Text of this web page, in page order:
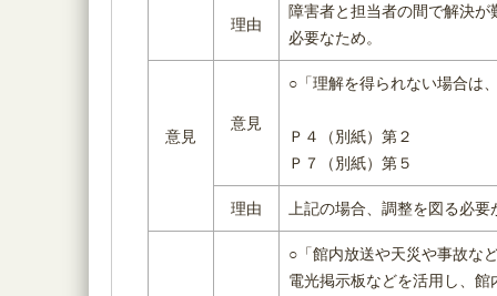
理由
障害者と担当者の間で解決
必要なため。
意見
意見
○「理解を得られない場合は
Ｐ４（別紙）第２
Ｐ７（別紙）第５
理由 上記の場合、調整を図る必
○「館内放送や天災や事故な
電光掲示板などを活用し、